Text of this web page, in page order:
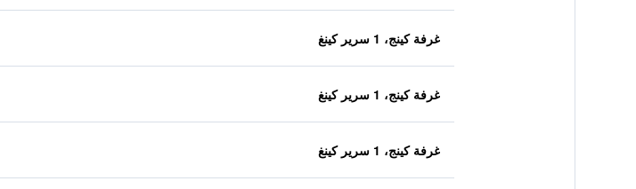
غرفة كينج، 1 سرير كينغ
غرفة كينج، 1 سرير كينغ
غرفة كينج، 1 سرير كينغ